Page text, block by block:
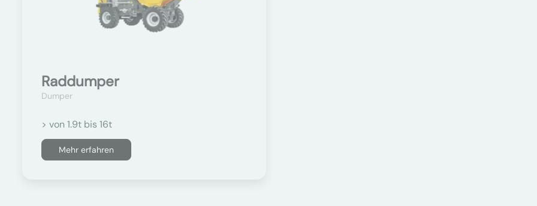
Raddumper
Dumper
> von 1.9t bis 16t
Mehr erfahren